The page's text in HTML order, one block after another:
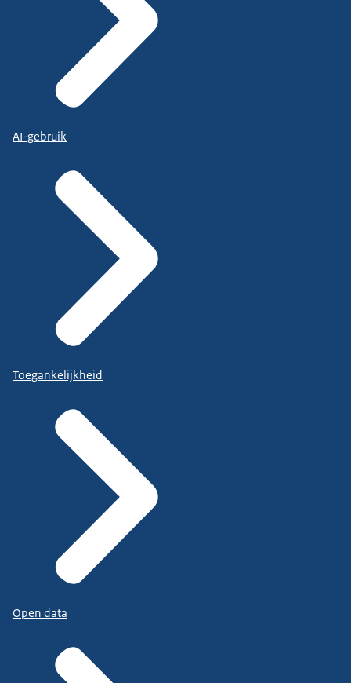
AI-gebruik
Toegankelijkheid
Open data